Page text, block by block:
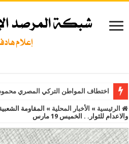
اختطاف المواطن التركي المصري
الرئيسية » الأخبار المحلية » المقاومة
والاعدام للثوار. . الخميس 19 مارس